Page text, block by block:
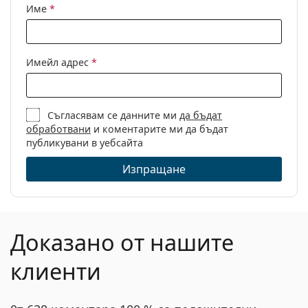
Име *
Имейл адрес *
Съгласявам се данните ми да бъдат
обработвани и коментарите ми да бъдат
публикувани в уебсайта
Изпращане
Доказано от нашите
клиенти